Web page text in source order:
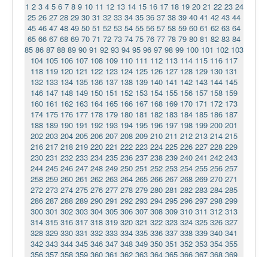
1 2 3 4 5 6 7 8 9 10 11 12 13 14 15 16 17 18 19 20 21 22 23 24
25 26 27 28 29 30 31 32 33 34 35 36 37 38 39 40 41 42 43 44
45 46 47 48 49 50 51 52 53 54 55 56 57 58 59 60 61 62 63 64
65 66 67 68 69 70 71 72 73 74 75 76 77 78 79 80 81 82 83 84
85 86 87 88 89 90 91 92 93 94 95 96 97 98 99 100 101 102 103
104 105 106 107 108 109 110 111 112 113 114 115 116 117
118 119 120 121 122 123 124 125 126 127 128 129 130 131
132 133 134 135 136 137 138 139 140 141 142 143 144 145
146 147 148 149 150 151 152 153 154 155 156 157 158 159
160 161 162 163 164 165 166 167 168 169 170 171 172 173
174 175 176 177 178 179 180 181 182 183 184 185 186 187
188 189 190 191 192 193 194 195 196 197 198 199 200 201
202 203 204 205 206 207 208 209 210 211 212 213 214 215
216 217 218 219 220 221 222 223 224 225 226 227 228 229
230 231 232 233 234 235 236 237 238 239 240 241 242 243
244 245 246 247 248 249 250 251 252 253 254 255 256 257
258 259 260 261 262 263 264 265 266 267 268 269 270 271
272 273 274 275 276 277 278 279 280 281 282 283 284 285
286 287 288 289 290 291 292 293 294 295 296 297 298 299
300 301 302 303 304 305 306 307 308 309 310 311 312 313
314 315 316 317 318 319 320 321 322 323 324 325 326 327
328 329 330 331 332 333 334 335 336 337 338 339 340 341
342 343 344 345 346 347 348 349 350 351 352 353 354 355
356 357 358 359 360 361 362 363 364 365 366 367 368 369